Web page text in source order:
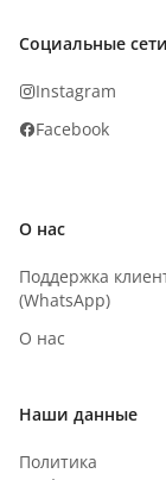
Социальные сети
Instagram
Facebook
О нас
Поддержка
(WhatsApp)
О нас
Наши данные
Политика